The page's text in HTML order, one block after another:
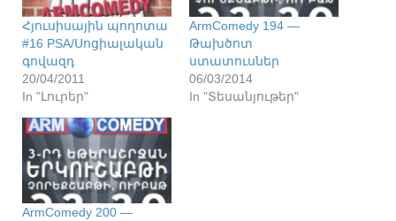
Հյուսիսային պողոտա
#16 PSA/Սոցիալական
գովազդ
20/04/2011
In "Լուրեր"
ArmComedy 194 —
Թախծոտ
ստատուսներ
06/03/2014
In "Տեսանյութեր"
ArmComedy 200 —